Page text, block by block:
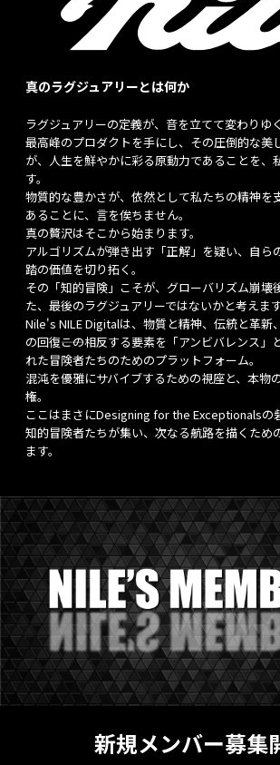
真のラグジュアリーとは何か
ラグジュアリーの定義が、音を立てて変わりゆ
最高峰のプロダクトを手にし、その圧倒的な美
が、人生を鮮やかに彩る原動力であることを、
す。
物質的な豊かさが、依然として私たちの精神を
あることに、言を俟ちません。
真の贅沢はそこから始まります。
アルゴリズムが弾き出す「正解」を疑い、自ら
踏の価値を切り拓く。
その「知的冒険」こそが、グローバリズム崩壊
た、最後のラグジュアリーではないかと考えます
Nile's NILE Digitalは、物質と精神、伝統と革新
の回復――この相反する要素を「アンビバレンス
れた冒険者たちのためのプラットフォーム。
混沌を優雅にサバイブするための視座と、本物
権。
ここはまさにDesigning for the Exceptionalsの
知的冒険者たちが集い、次なる航路を描くため
ます。
新規メンバー募集